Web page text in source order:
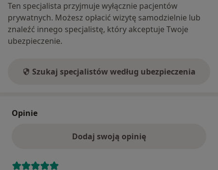
Ten specjalista przyjmuje wyłącznie pacjentów
prywatnych. Możesz opłacić wizytę samodzielnie lub
znaleźć innego specjalistę, który akceptuje Twoje
ubezpieczenie.
Szukaj specjalistów według ubezpieczenia
Opinie
Dodaj swoją opinię